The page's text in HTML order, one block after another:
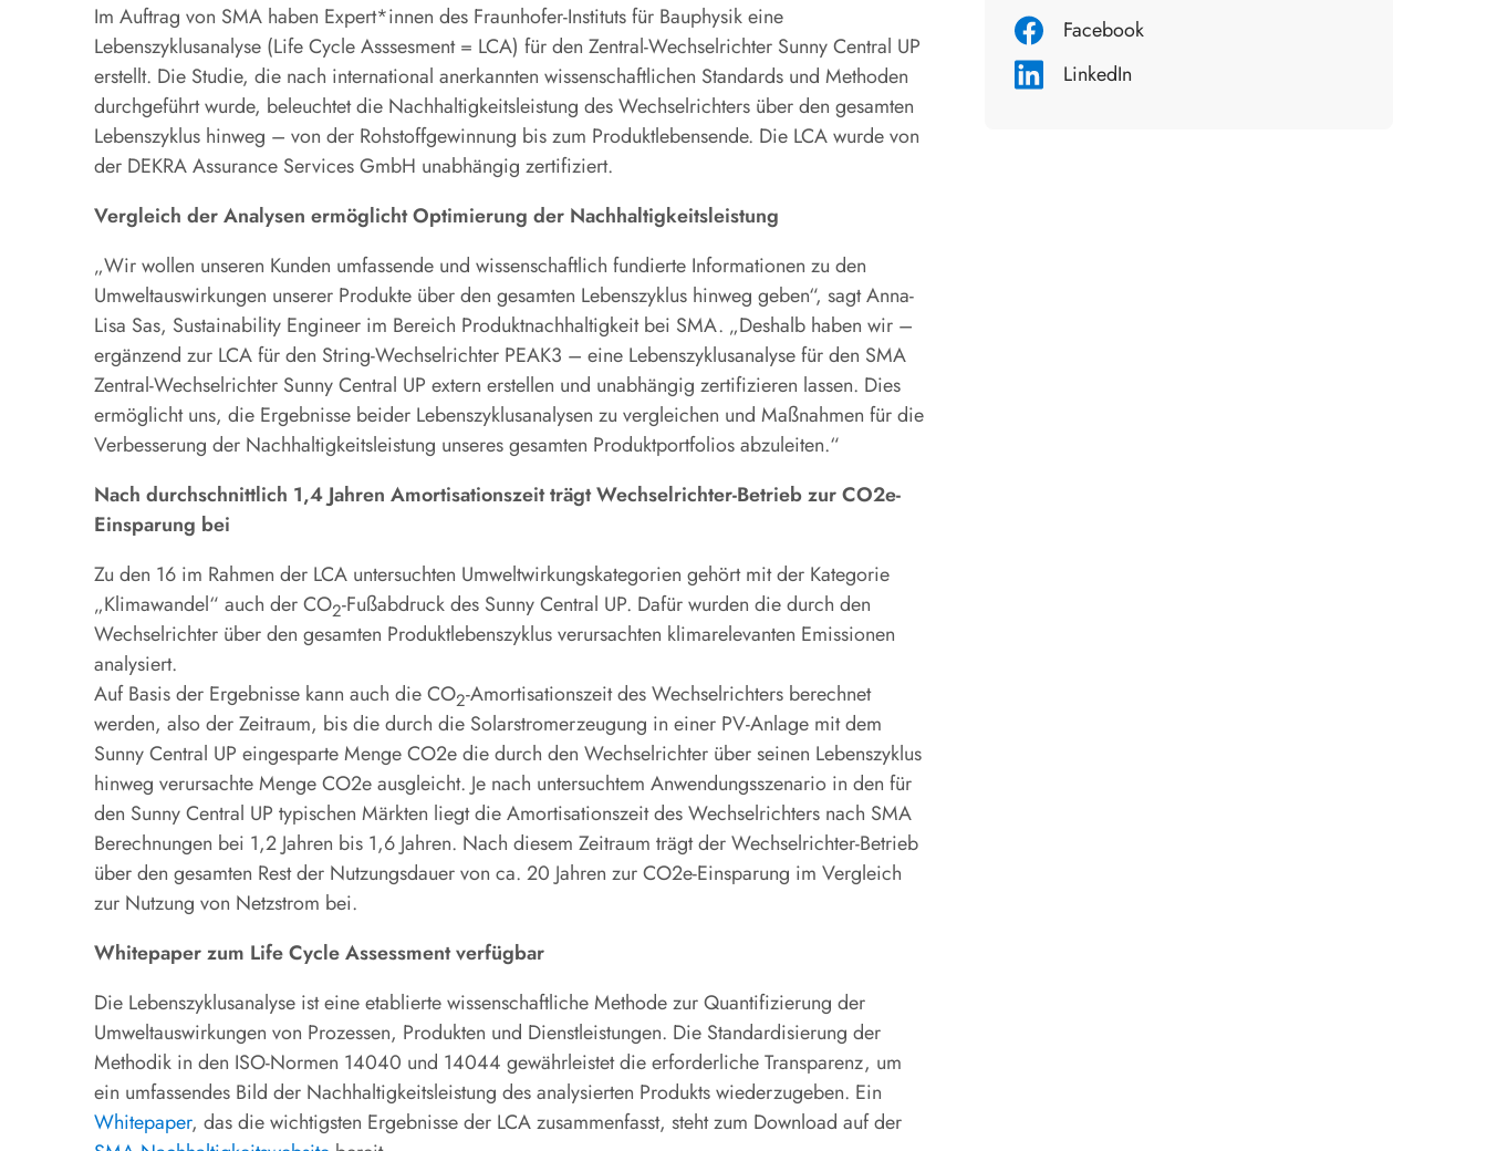
Im Auftrag von SMA haben Expert*innen des Fraunhofer-Instituts für Bauphysik eine
Lebenszyklusanalyse (Life Cycle Asssesment = LCA) für den Zentral-Wechselrichter Sunny Central UP
erstellt. Die Studie, die nach international anerkannten wissenschaftlichen Standards und Methoden
durchgeführt wurde, beleuchtet die Nachhaltigkeitsleistung des Wechselrichters über den gesamten
Lebenszyklus hinweg – von der Rohstoffgewinnung bis zum Produktlebensende. Die LCA wurde von
der DEKRA Assurance Services GmbH unabhängig zertifiziert.
Vergleich der Analysen ermöglicht Optimierung der Nachhaltigkeitsleistung
„Wir wollen unseren Kunden umfassende und wissenschaftlich fundierte Informationen zu den
Umweltauswirkungen unserer Produkte über den gesamten Lebenszyklus hinweg geben“, sagt Anna-
Lisa Sas, Sustainability Engineer im Bereich Produktnachhaltigkeit bei SMA. „Deshalb haben wir –
ergänzend zur LCA für den String-Wechselrichter PEAK3 – eine Lebenszyklusanalyse für den SMA
Zentral-Wechselrichter Sunny Central UP extern erstellen und unabhängig zertifizieren lassen. Dies
ermöglicht uns, die Ergebnisse beider Lebenszyklusanalysen zu vergleichen und Maßnahmen für die
Verbesserung der Nachhaltigkeitsleistung unseres gesamten Produktportfolios abzuleiten.“
Nach durchschnittlich 1,4 Jahren Amortisationszeit trägt Wechselrichter-Betrieb zur CO2e-
Einsparung bei
Zu den 16 im Rahmen der LCA untersuchten Umweltwirkungskategorien gehört mit der Kategorie
„Klimawandel“ auch der CO2-Fußabdruck des Sunny Central UP. Dafür wurden die durch den
Wechselrichter über den gesamten Produktlebenszyklus verursachten klimarelevanten Emissionen
analysiert.
Auf Basis der Ergebnisse kann auch die CO2-Amortisationszeit des Wechselrichters berechnet
werden, also der Zeitraum, bis die durch die Solarstromerzeugung in einer PV-Anlage mit dem
Sunny Central UP eingesparte Menge CO2e die durch den Wechselrichter über seinen Lebenszyklus
hinweg verursachte Menge CO2e ausgleicht. Je nach untersuchtem Anwendungsszenario in den für
den Sunny Central UP typischen Märkten liegt die Amortisationszeit des Wechselrichters nach SMA
Berechnungen bei 1,2 Jahren bis 1,6 Jahren. Nach diesem Zeitraum trägt der Wechselrichter-Betrieb
über den gesamten Rest der Nutzungsdauer von ca. 20 Jahren zur CO2e-Einsparung im Vergleich
zur Nutzung von Netzstrom bei.
Whitepaper zum Life Cycle Assessment verfügbar
Die Lebenszyklusanalyse ist eine etablierte wissenschaftliche Methode zur Quantifizierung der
Umweltauswirkungen von Prozessen, Produkten und Dienstleistungen. Die Standardisierung der
Methodik in den ISO-Normen 14040 und 14044 gewährleistet die erforderliche Transparenz, um
ein umfassendes Bild der Nachhaltigkeitsleistung des analysierten Produkts wiederzugeben. Ein
Whitepaper, das die wichtigsten Ergebnisse der LCA zusammenfasst, steht zum Download auf der
Facebook
LinkedIn